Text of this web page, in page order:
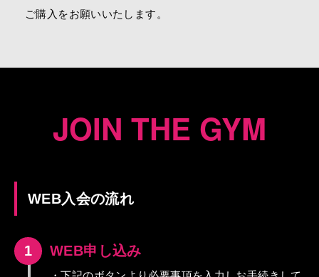
ご購入をお願いいたします。
JOIN THE GYM
WEB入会の流れ
1 WEB申し込み